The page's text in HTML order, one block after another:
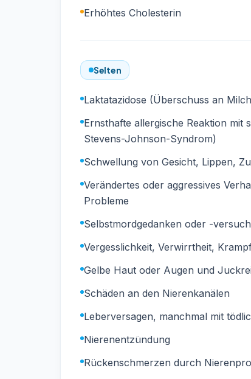
Erhöhtes Cholesterin
Selten
Laktatazidose (Überschuss an
Ernsthafte allergische Reaktion mit
Stevens-Johnson-Syndrom)
Schwellung von Gesicht, Lippen,
Verändertes oder aggressives
Probleme
Selbstmordgedanken oder -
Vergesslichkeit, Verwirrtheit,
Gelbe Haut oder Augen und
Schäden an den Nierenkanälen
Leberversagen, manchmal mit
Nierenentzündung
Rückenschmerzen durch